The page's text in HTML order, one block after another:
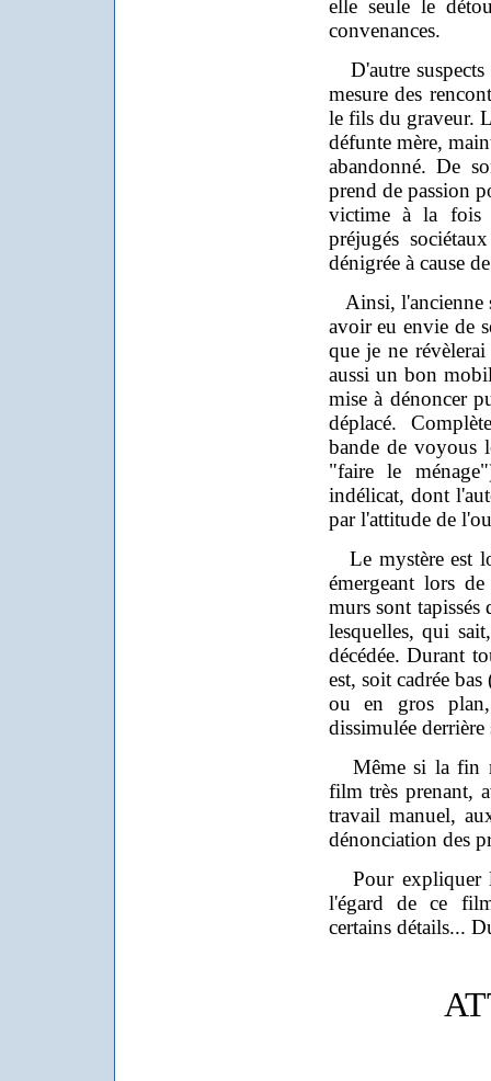
elle seule le
convenances.
D'autre suspects
mesure des
le fils du graveur.
défunte mère,
abandonné. De
prend de passion
victime à la fois
préjugés
dénigrée à cause
Ainsi, l'ancienne
avoir eu envie de
que je ne
aussi un bon
mise à dénoncer
déplacé.
bande de voyous
"faire le
indélicat, dont
par l'attitude de
Le mystère est
émergeant lors
murs sont
lesquelles, qui
décédée. Durant
est, soit cadrée
ou en gros
dissimulée
Même si la fin
film très prenant,
travail manuel,
dénonciation des
Pour expliquer
l'égard de ce
certains détails...